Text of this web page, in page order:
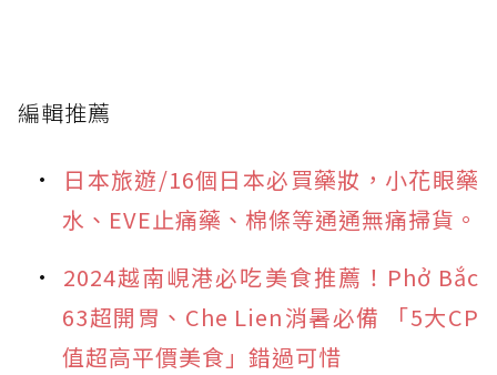
編輯推薦
日本旅遊/16個日本必買藥妝，小花眼藥
水、EVE止痛藥、棉條等通通無痛掃貨。
2024越南峴港必吃美食推薦！Phở Bắc
63超開胃、Che Lien消暑必備 「5大CP
值超高平價美食」錯過可惜